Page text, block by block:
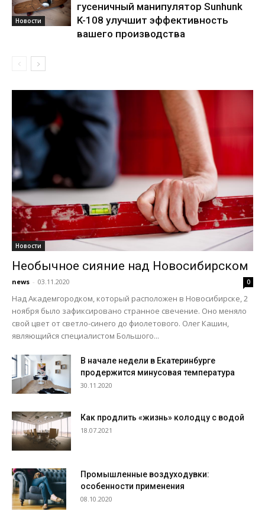
Новости
гусеничный манипулятор Sunhunk
K-108 улучшит эффективность
вашего производства
Новости
Необычное сияние над Новосибирском
news - 03.11.2020 0
Над Академгородком, который расположен в Новосибирске, 2
ноября было зафиксировано странное свечение. Оно меняло
свой цвет от светло-синего до фиолетового. Олег Кашин,
являющийся специалистом Большого...
В начале недели в Екатеринбурге
продержится минусовая температура
30.11.2020
Как продлить «жизнь» колодцу с водой
18.07.2021
Промышленные воздуходувки:
особенности применения
08.10.2020